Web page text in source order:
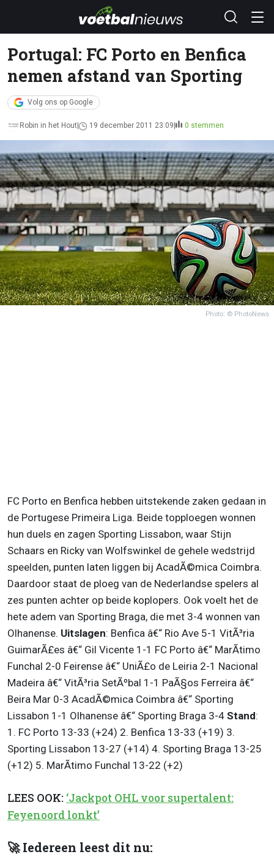
Portugal: FC Porto en Benfica
nemen afstand van Sporting
Volg ons op Google
Robin in het Hout 19 december 2011 23:09 0 stemmen
Photo: © PhotoNews
FC Porto en Benfica hebben uitstekende zaken gedaan in
de Portugese Primeira Liga. Beide topploegen wonnen
hun duels en zagen Sporting Lissabon, waar Stijn
Schaars en Ricky van Wolfswinkel de gehele wedstrijd
speelden, punten laten liggen bij AcadÃ©mica Coimbra.
Daardoor staat de ploeg van de Nederlandse spelers al
zes punten achter op beide koplopers. Ook voelt het de
hete adem van Sporting Braga, die met 3-4 wonnen van
Olhanense. Uitslagen: Benfica â€“ Rio Ave 5-1 VitÃ³ria
GuimarÃ£es â€“ Gil Vicente 1-1 FC Porto â€“ MarÃ­timo
Funchal 2-0 Feirense â€“ UniÃ£o de Leiria 2-1 Nacional
Madeira â€“ VitÃ³ria SetÃºbal 1-1 PaÃ§os Ferreira â€“
Beira Mar 0-3 AcadÃ©mica Coimbra â€“ Sporting
Lissabon 1-1 Olhanense â€“ Sporting Braga 3-4 Stand:
1. FC Porto 13-33 (+24) 2. Benfica 13-33 (+19) 3.
Sporting Lissabon 13-27 (+14) 4. Sporting Braga 13-25
(+12) 5. MarÃ­timo Funchal 13-22 (+2)
LEES OOK: ‘Jackpot OHL voor supertalent:
Feyenoord lonkt’
🚀 Iedereen leest dit nu: